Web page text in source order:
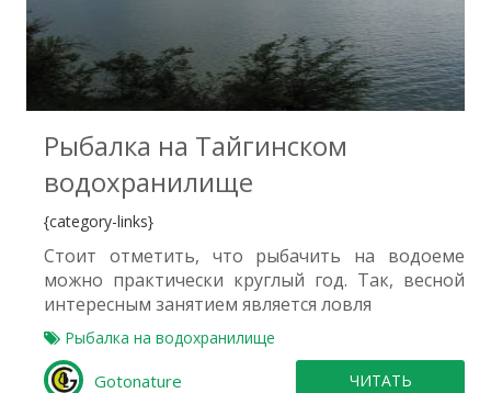
0
Рыбалка на Тайгинском
водохранилище
{category-links}
Стоит отметить, что рыбачить на водоеме
можно практически круглый год. Так, весной
интересным занятием является ловля
Рыбалка на водохранилище
Gotonature ЧИТАТЬ